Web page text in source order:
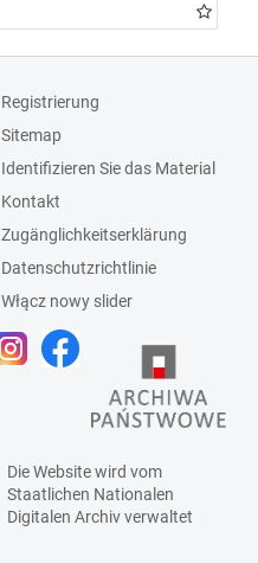
Registrierung
Sitemap
Identifizieren Sie das Material
Kontakt
Zugänglichkeitserklärung
Datenschutzrichtlinie
Włącz nowy slider
Die Website wird vom
Staatlichen Nationalen
Digitalen Archivverwaltet